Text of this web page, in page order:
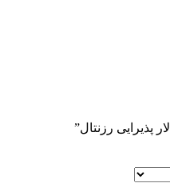
پذیرایی رزنتال”